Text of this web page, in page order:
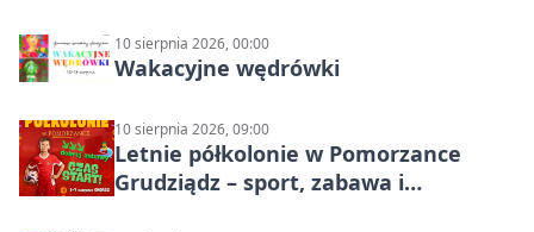
10 sierpnia 2026, 00:00
Wakacyjne wędrówki
10 sierpnia 2026, 09:00
Letnie półkolonie w Pomorzance
Grudziądz – sport, zabawa i